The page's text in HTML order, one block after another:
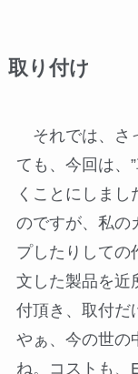
取り付け
それでは、さ
ても、今回は、
くことにしま
のですが、私の
プしたりしての
文した製品を近
付頂き、取付だ
やぁ、今の世の
ね。コストも、